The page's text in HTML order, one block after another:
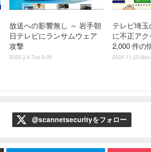
放送への影響無し ～ 岩手朝
日テレビにランサムウェア
攻撃
2025.2.4 Tue 8:05
テレビ埼
に不正ア
2,000 件の
2024.11.25
@scannetsecurityをフォロー